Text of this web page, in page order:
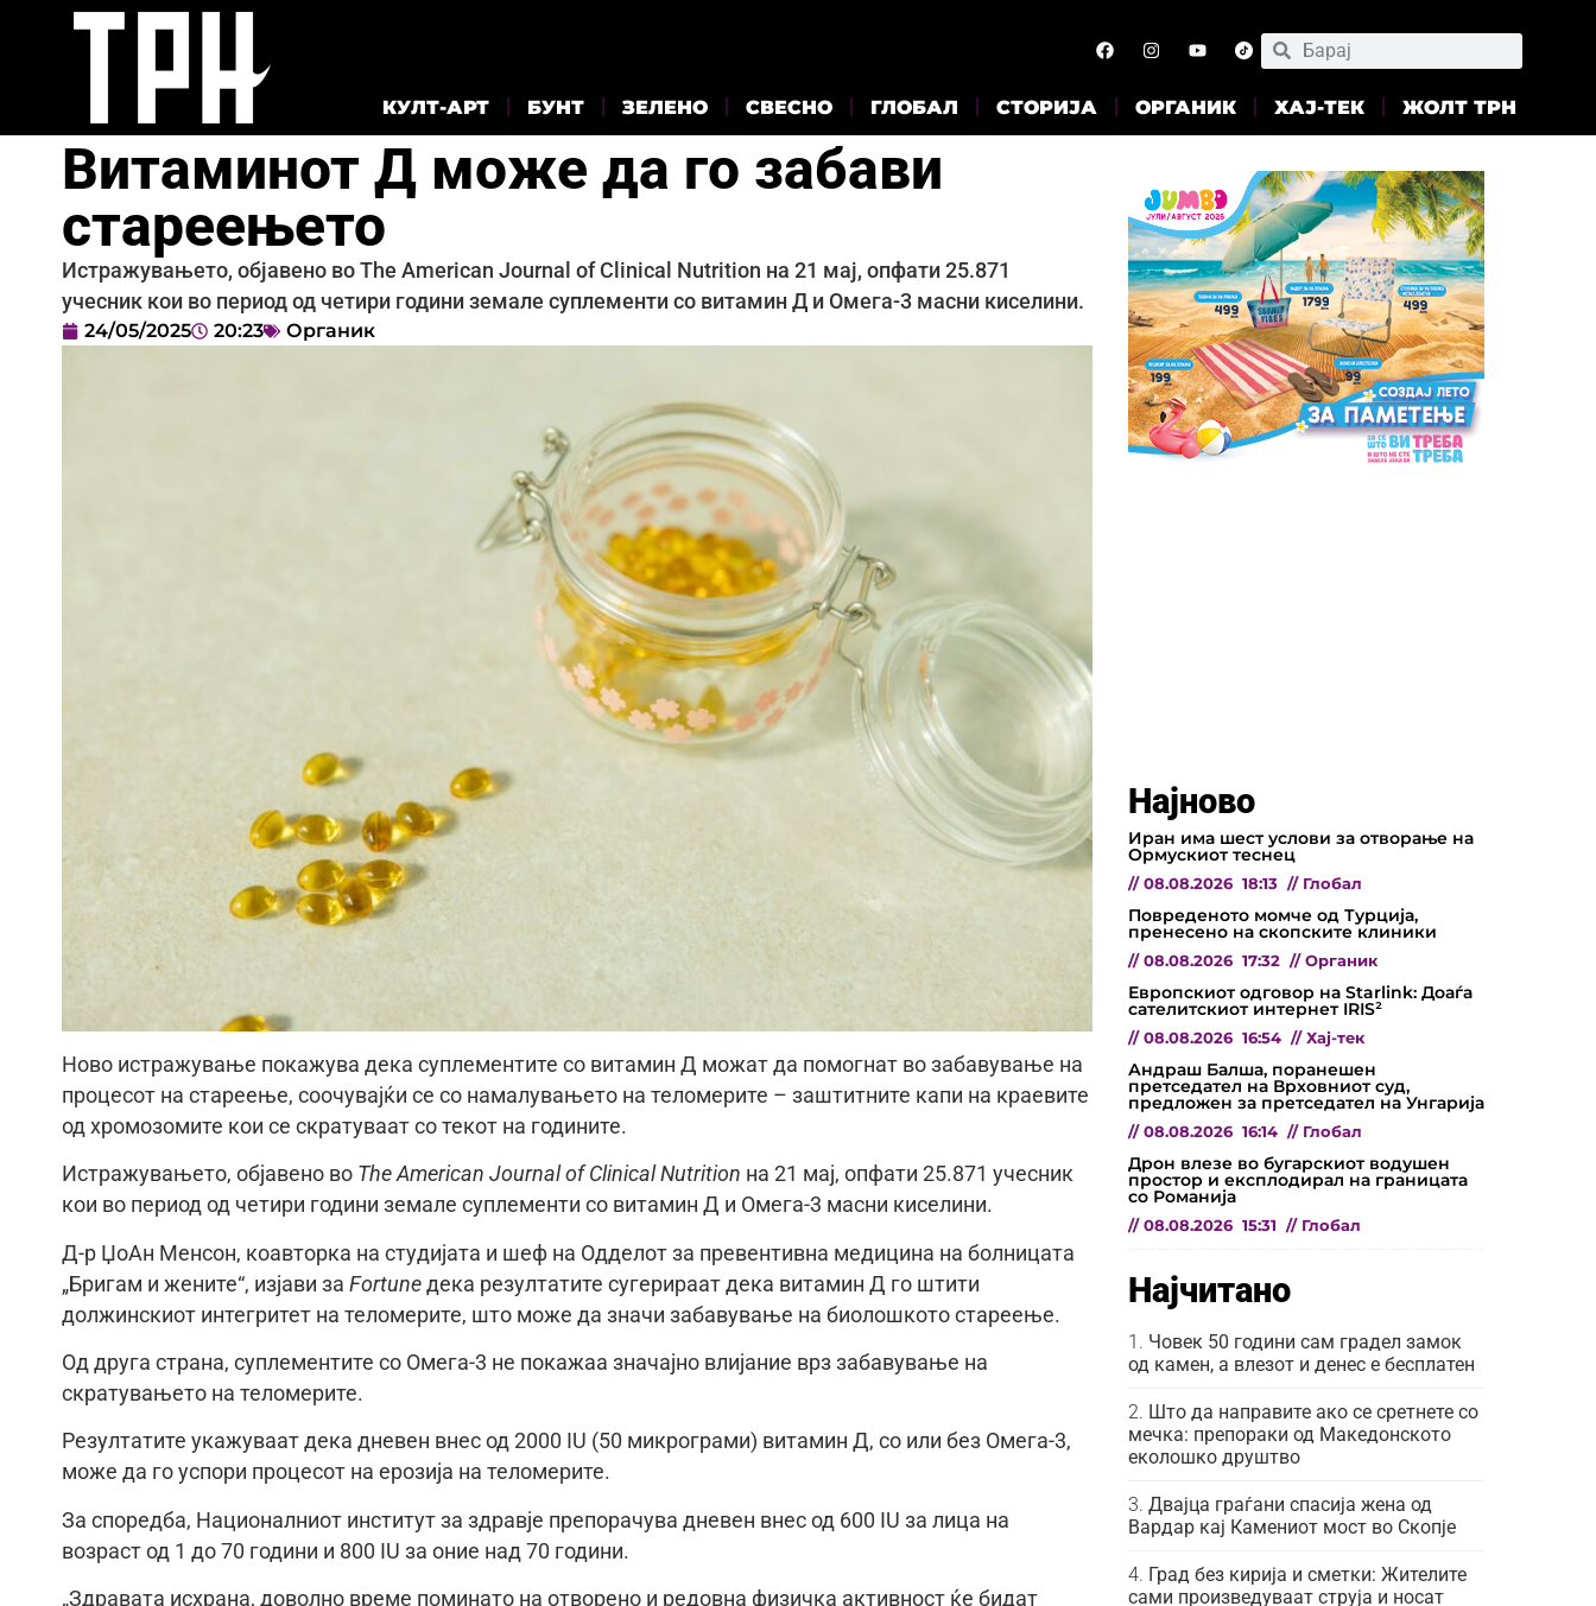
КУЛТ-АРТ БУНТ ЗЕЛЕНО СВЕСНО ГЛОБАЛ СТОРИЈА ОРГАНИК ХАЈ-ТЕК ЖОЛТ ТРН
Витаминот Д може да го забави
стареењето
Истражувањето, објавено во The American Journal of Clinical Nutrition на 21 мај, опфати 25.871
учесник кои во период од четири години земале суплементи со витамин Д и Омега-3 масни киселини.
24/05/2025 20:23 Органик
Ново истражување покажува дека суплементите со витамин Д можат да помогнат во забавување на
процесот на стареење, соочувајќи се со намалувањето на теломерите – заштитните капи на краевите
од хромозомите кои се скратуваат со текот на годините.
Истражувањето, објавено во The American Journal of Clinical Nutrition на 21 мај, опфати 25.871 учесник
кои во период од четири години земале суплементи со витамин Д и Омега-3 масни киселини.
Д-р ЏоАн Менсон, коавторка на студијата и шеф на Одделот за превентивна медицина на болницата
„Бригам и жените“, изјави за Fortune дека резултатите сугерираат дека витамин Д го штити
должинскиот интегритет на теломерите, што може да значи забавување на биолошкото стареење.
Од друга страна, суплементите со Омега-3 не покажаа значајно влијание врз забавување на
скратувањето на теломерите.
Резултатите укажуваат дека дневен внес од 2000 IU (50 микрограми) витамин Д, со или без Омега-3,
може да го успори процесот на ерозија на теломерите.
За споредба, Националниот институт за здравје препорачува дневен внес од 600 IU за лица на
возраст од 1 до 70 години и 800 IU за оние над 70 години.
„Здравата исхрана, доволно време поминато на отворено и редовна физичка активност ќе бидат
Најново
Иран има шест услови за отворање на
Ормускиот теснец
// 08.08.2026 18:13 // Глобал
Повреденото момче од Турција,
пренесено на скопските клиники
// 08.08.2026 17:32 // Органик
Европскиот одговор на Starlink: Доаѓа
сателитскиот интернет IRIS²
// 08.08.2026 16:54 // Хај-тек
Андраш Балша, поранешен
претседател на Врховниот суд,
предложен за претседател на Унгарија
// 08.08.2026 16:14 // Глобал
Дрон влезе во бугарскиот водушен
простор и експлодирал на границата
со Романија
// 08.08.2026 15:31 // Глобал
Најчитано
Човек 50 години сам градел замок
од камен, а влезот и денес е бесплатен
Што да направите ако се сретнете со
мечка: препораки од Македонското
еколошко друштво
Двајца граѓани спасија жена од
Вардар кај Камениот мост во Скопје
Град без кирија и сметки: Жителите
сами произведуваат струја и носат